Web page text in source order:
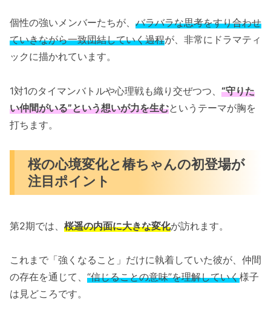
個性の強いメンバーたちが、 バラバラな思考をすり合わせ
ていきながら一致団結していく過程が、非常にドラマティ
ックに描かれています。
1対1のタイマンバトルや心理戦も織り交ぜつつ、 “守りた
い仲間がいる”という想いが力を生むというテーマが胸を
打ちます。
桜の心境変化と椿ちゃんの初登場が
注目ポイント
第2期では、 桜遥の内面に大きな変化が訪れます。
これまで「強くなること」だけに執着していた彼が、仲間
の存在を通じて、 “信じることの意味”を理解していく様子
は見どころです。